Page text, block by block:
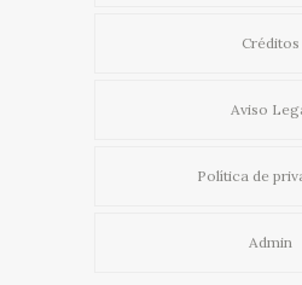
Créditos
Aviso
Política de
Admin